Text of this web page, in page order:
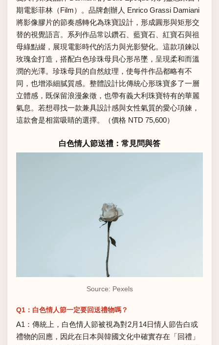
期電影菲林（Film）。品牌創辦人 Enrico Grassi Damiani
將影像膠片的節奏感轉化為珠寶設計，形成圓形與矩形交
替的視覺語言。系列作品常以鑽石、藍寶石、紅寶石與祖
母綠點綴，展現電影時代的活力與光影變化。這款項鍊以
玫瑰金打造，搭配白色珍珠母貝心形吊墜，呈現柔和而溫
潤的光澤。珍珠母貝的自然紋理，使每件作品都略有不
同，也增添細膩質感。整體設計比傳統心形珠寶多了一層
立體感，既保留浪漫象徵，也帶有義大利珠寶特有的華麗
氣息。若想尋找一款兼具設計感與女性氣質的愛心項鍊，
這款會是相當吸睛的選擇。（價格 NTD 75,600）
白色情人節送禮：常見問與答
Source: Pexels
Q1：白色情人節一定要回送禮物嗎？
A1：傳統上，白色情人節被視為對2月14日情人節告白或
禮物的回應，因此在日本與韓國文化中確實存在「回禮」